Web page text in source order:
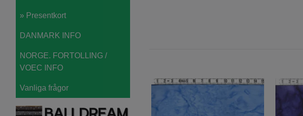
» Presentkort
DANMARK INFO
NORGE. FORTOLLING /
VOEC INFO
Vanliga frågor